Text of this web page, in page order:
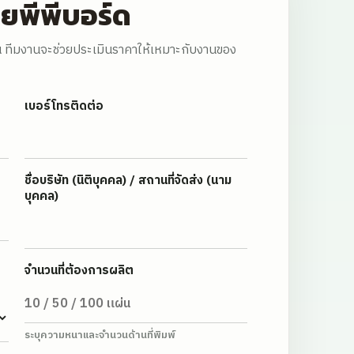
ยพีพีบอร์ด
งานจะช่วยประเมินราคาให้เหมาะกับงานของ
เบอร์โทรติดต่อ
ชื่อบริษัท (นิติบุคคล) / สถานที่จัดส่ง (นาม
บุคคล)
จำนวนที่ต้องการผลิต
ระบุความหนาและจำนวนด้านที่พิมพ์